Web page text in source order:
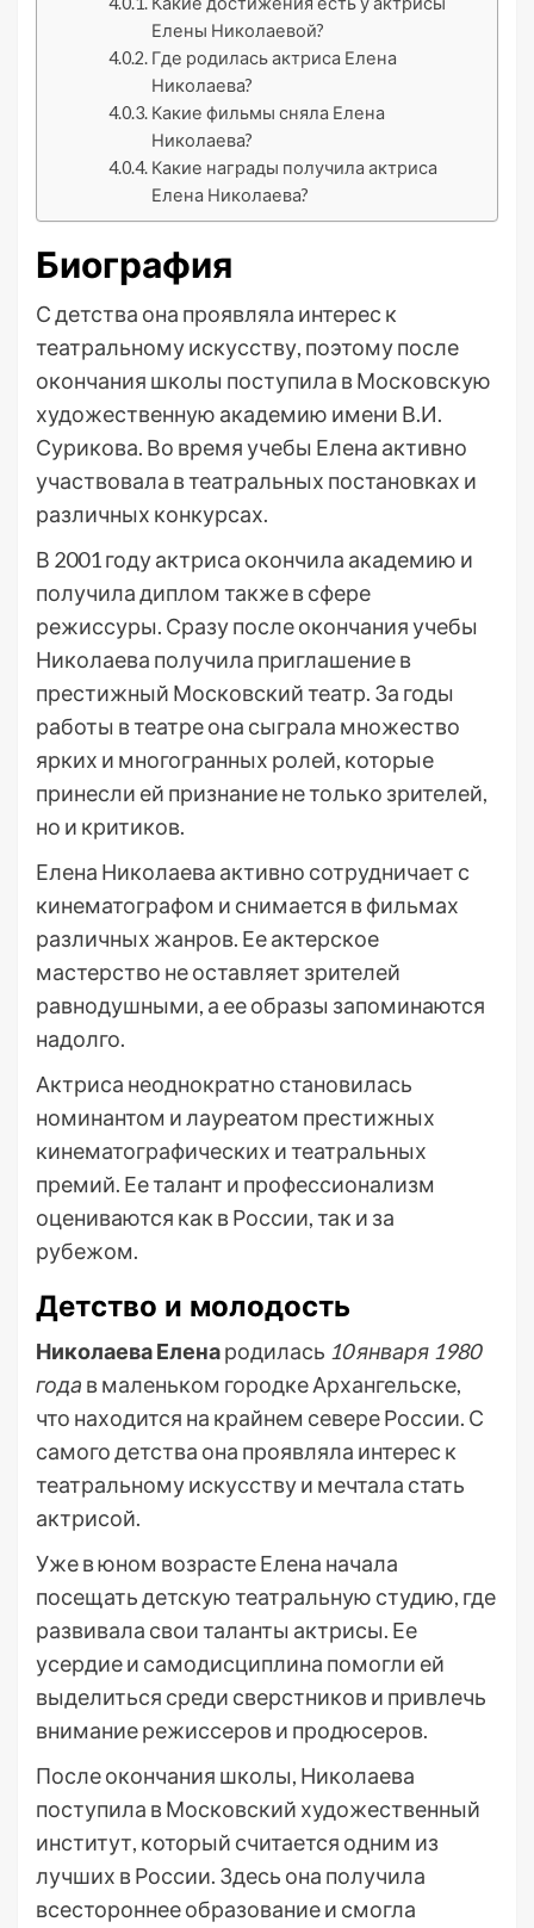
Елены Николаевой?
Где родилась актриса Елена
Николаева?
Какие фильмы сняла Елена
Николаева?
Какие награды получила актриса
Елена Николаева?
Биография
С детства она проявляла интерес к
театральному искусству, поэтому после
окончания школы поступила в Московскую
художественную академию имени В.И.
Сурикова. Во время учебы Елена активно
участвовала в театральных постановках и
различных конкурсах.
В 2001 году актриса окончила академию и
получила диплом также в сфере
режиссуры. Сразу после окончания учебы
Николаева получила приглашение в
престижный Московский театр. За годы
работы в театре она сыграла множество
ярких и многогранных ролей, которые
принесли ей признание не только зрителей,
но и критиков.
Елена Николаева активно сотрудничает с
кинематографом и снимается в фильмах
различных жанров. Ее актерское
мастерство не оставляет зрителей
равнодушными, а ее образы запоминаются
надолго.
Актриса неоднократно становилась
номинантом и лауреатом престижных
кинематографических и театральных
премий. Ее талант и профессионализм
оцениваются как в России, так и за
рубежом.
Детство и молодость
Николаева Еленародилась 10 января 1980
года в маленьком городке Архангельске,
что находится на крайнем севере России. С
самого детства она проявляла интерес к
театральному искусству и мечтала стать
актрисой.
Уже в юном возрасте Елена начала
посещать детскую театральную студию, где
развивала свои таланты актрисы. Ее
усердие и самодисциплина помогли ей
выделиться среди сверстников и привлечь
внимание режиссеров и продюсеров.
После окончания школы, Николаева
поступила в Московский художественный
институт, который считается одним из
лучших в России. Здесь она получила
всестороннее образование и смогла